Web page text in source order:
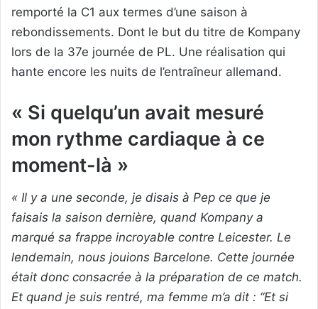
remporté la C1 aux termes d’une saison à
rebondissements. Dont le but du titre de Kompany
lors de la 37e journée de PL. Une réalisation qui
hante encore les nuits de l’entraîneur allemand.
« Si quelqu’un avait mesuré
mon rythme cardiaque à ce
moment-là »
« Il y a une seconde, je disais à Pep ce que je
faisais la saison dernière, quand Kompany a
marqué sa frappe incroyable contre Leicester. Le
lendemain, nous jouions Barcelone. Cette journée
était donc consacrée à la préparation de ce match.
Et quand je suis rentré, ma femme m’a dit : “Et si